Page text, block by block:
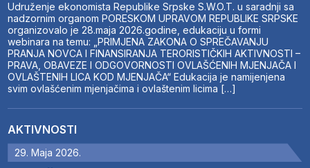
Udruženje ekonomista Republike Srpske S.W.O.T. u saradnji sa
nadzornim organom PORESKOM UPRAVOM REPUBLIKE SRPSKE
organizovalo je 28.maja 2026.godine, edukaciju u formi
webinara na temu: „PRIMJENA ZAKONA O SPREČAVANJU
PRANJA NOVCA I FINANSIRANJA TERORISTIČKIH AKTIVNOSTI –
PRAVA, OBAVEZE I ODGOVORNOSTI OVLAŠĆENIH MJENJAČA I
OVLAŠTENIH LICA KOD MJENJAČA“ Edukacija je namijenjena
svim ovlašćenim mjenjačima i ovlaštenim licima […]
AKTIVNOSTI
29. Maja 2026.